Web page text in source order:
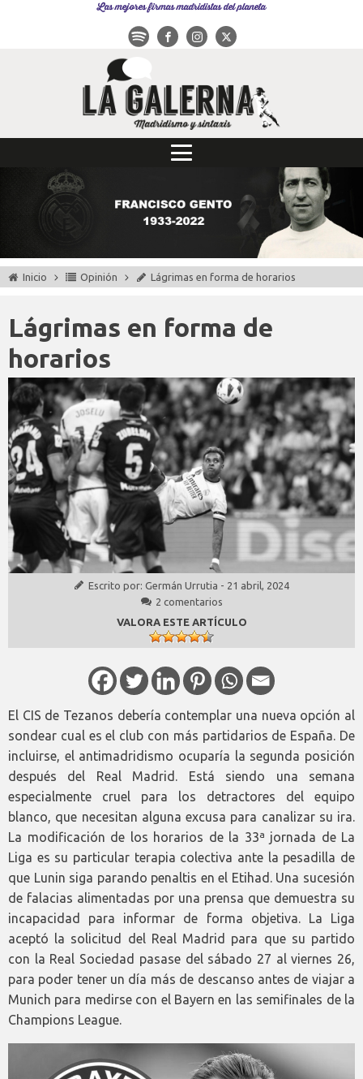
Las mejores firmas madridistas del planeta
Inicio Opinión Lágrimas en forma de horarios
Lágrimas en forma de
horarios
Escrito por: Germán Urrutia - 21 abril, 2024
2 comentarios
VALORA ESTE ARTÍCULO
El CIS de Tezanos debería contemplar una nueva opción al
sondear cual es el club con más partidarios de España. De
incluirse, el antimadridismo ocuparía la segunda posición
después del Real Madrid. Está siendo una semana
especialmente cruel para los detractores del equipo
blanco, que necesitan alguna excusa para canalizar su ira.
La modificación de los horarios de la 33ª jornada de La
Liga es su particular terapia colectiva ante la pesadilla de
que Lunin siga parando penaltis en el Etihad. Una sucesión
de falacias alimentadas por una prensa que demuestra su
incapacidad para informar de forma objetiva. La Liga
aceptó la solicitud del Real Madrid para que su partido
con la Real Sociedad pasase del sábado 27 al viernes 26,
para poder tener un día más de descanso antes de viajar a
Munich para medirse con el Bayern en las semifinales de la
Champions League.